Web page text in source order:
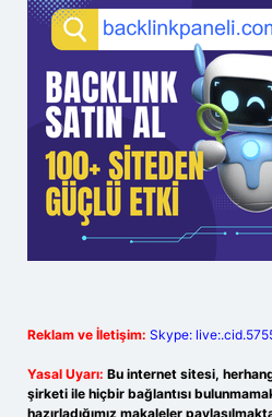
Reklam ve İletişim: Skype:
Yasal Uyarı: Bu internet sitesi,
şirketi ile hiçbir bağlantısı
hazırladığımız makaleler